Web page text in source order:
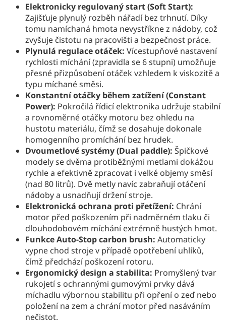
Elektronicky regulovaný start (Soft Start):
Zajišťuje plynulý rozběh nářadí bez trhnutí. Díky
tomu namíchaná hmota nevystříkne z nádoby, což
zvyšuje čistotu na pracovišti a bezpečnost práce.
Plynulá regulace otáček: Vícestupňové nastavení
rychlosti míchání (zpravidla se 6 stupni) umožňuje
přesné přizpůsobení otáček vzhledem k viskozitě a
typu míchané směsi.
Konstantní otáčky během zatížení (Constant
Power): Pokročilá řídicí elektronika udržuje stabilní
a rovnoměrné otáčky motoru bez ohledu na
hustotu materiálu, čímž se dosahuje dokonale
homogenního promíchání bez hrudek.
Dvoumetlové systémy (Dual paddle): Špičkové
modely se dvěma protiběžnými metlami dokážou
rychle a efektivně zpracovat i velké objemy směsí
(nad 80 litrů). Dvě metly navíc zabraňují otáčení
nádoby a usnadňují držení stroje.
Elektronická ochrana proti přetížení: Chrání
motor před poškozením při nadměrném tlaku či
dlouhodobovém míchání extrémně hustých hmot.
Funkce Auto-Stop carbon brush: Automaticky
vypne chod stroje v případě opotřebení uhlíků,
čímž předchází poškození rotoru.
Ergonomický design a stabilita: Promyšlený tvar
rukojetí s ochrannými gumovými prvky dává
míchadlu výbornou stabilitu při opření o zeď nebo
položení na zem a chrání motor před nasáváním
nečistot.